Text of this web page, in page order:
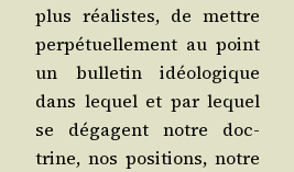
plus réa­listes, de mettre
per­pé­tuel­le­ment au point
un bul­le­tin idéo­lo­gique
dans lequel et par lequel
se dégagent notre doc­
trine, nos posi­tions, notre